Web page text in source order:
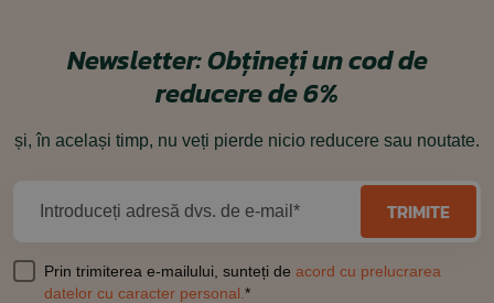
Newsletter:Obțineți un cod de
reducere de 6%
și, în același timp, nu veți pierde nicio reducere sau noutate.
Introduceți adresă dvs. de e-mail* TRIMITE
Prin trimiterea e-mailului, sunteți de acord cu prelucrarea
datelor cu caracter personal. *